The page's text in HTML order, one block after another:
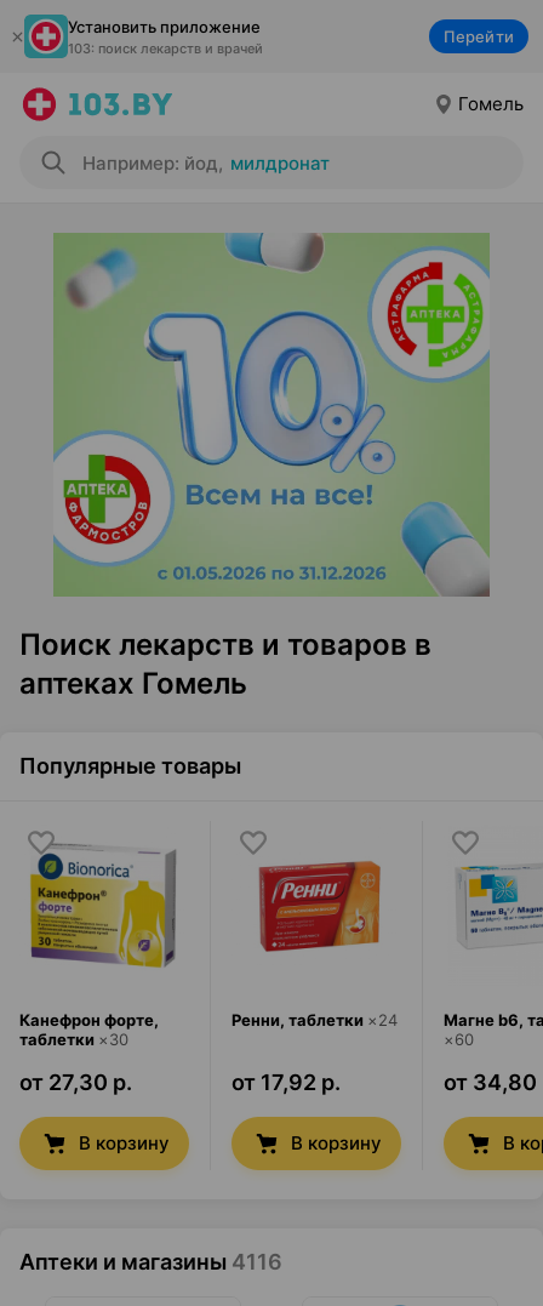
Установить приложение
103: поиск лекарств и врачей
Перейти
Гомель
Например: йод, милдронат
Поиск лекарств и товаров в
аптеках Гомель
Популярные товары
Канефрон форте,
таблетки ×30
от 27,30 р.
В корзину
Ренни, таблетки ×24
от 17,92 р.
В корзину
Магне b6,
×60
от 34,80
В
Аптеки и магазины 4116